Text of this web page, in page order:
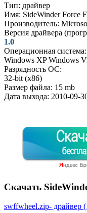
Тип: драйвер
Имя: SideWinder Force
Производитель:
Версия драйвера
1.0
Операционная система:
Windows XP Windows
Разрядность ОС:
32-bit (x86)
Размер файла: 15 mb
Дата выхода: 2010-09-
Скачать
swffwheel.zip- драйвер